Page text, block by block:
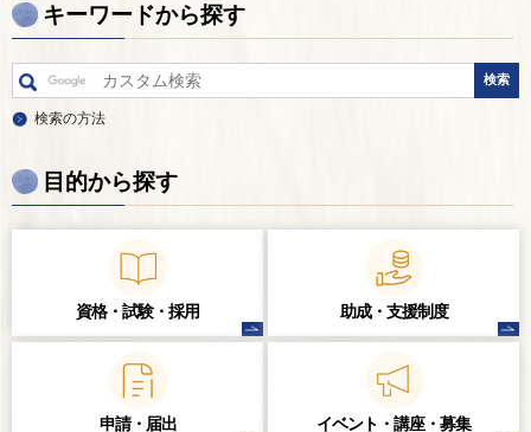
キーワードから探す
検索の方法
目的から探す
資格・試験・ 採用 助成・支援制度
申請・届出 イベント・講座・ 募集